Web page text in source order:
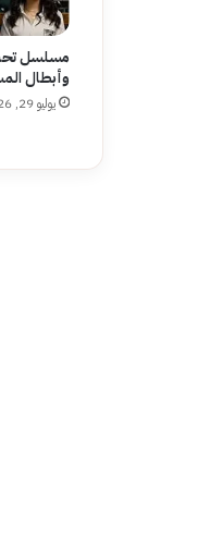
مسلسل
وأبطال
يوليو 29, 2026